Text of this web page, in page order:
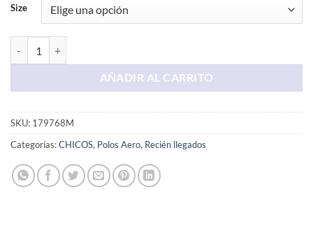
Size
AÑADIR AL CARRITO
SKU: 179768M
Categorías:CHICOS, Polos Aero, Recién llegados